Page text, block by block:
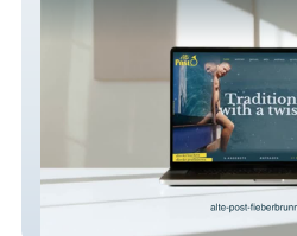
Hotel Alte Post****, Fieberbrunn